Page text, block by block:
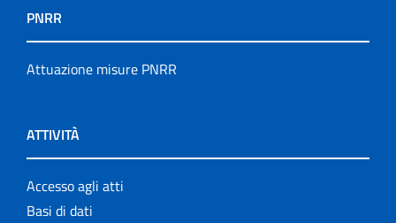
PNRR
Attuazione misure PNRR
ATTIVITÀ
Accesso agli atti
Basi di dati